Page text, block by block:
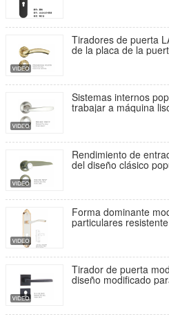
Tiradores de puerta
de la placa de la
Sistemas internos
trabajar a máquina
Rendimiento de
del diseño clásico
Forma dominante
particulares
tirador de puerta
Tirador de puerta
diseño modificado
58*85m m